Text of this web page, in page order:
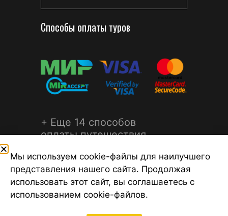
Способы оплаты туров
+ Еще 14 способов
оплаты путешествия
©2026 Турагентство Турсфера - Поиск туров от надежных
Мы используем cookie-файлы для наилучшего
представления нашего сайта. Продолжая
использовать этот сайт, вы соглашаетесь с
использованием cookie-файлов.